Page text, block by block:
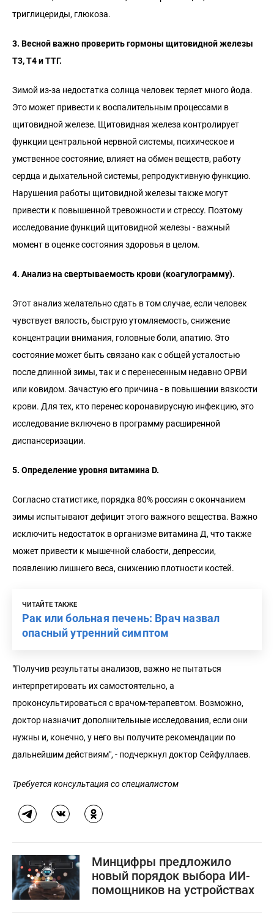
триглицериды, глюкоза.
3. Весной важно проверить гормоны щитовидной железы
Т3, Т4 и ТТГ.
Зимой из-за недостатка солнца человек теряет много йода.
Это может привести к воспалительным процессами в
щитовидной железе. Щитовидная железа контролирует
функции центральной нервной системы, психическое и
умственное состояние, влияет на обмен веществ, работу
сердца и дыхательной системы, репродуктивную функцию.
Нарушения работы щитовидной железы также могут
привести к повышенной тревожности и стрессу. Поэтому
исследование функций щитовидной железы - важный
момент в оценке состояния здоровья в целом.
4. Анализ на свертываемость крови (коагулограмму).
Этот анализ желательно сдать в том случае, если человек
чувствует вялость, быструю утомляемость, снижение
концентрации внимания, головные боли, апатию. Это
состояние может быть связано как с общей усталостью
после длинной зимы, так и с перенесенным недавно ОРВИ
или ковидом. Зачастую его причина - в повышении вязкости
крови. Для тех, кто перенес коронавирусную инфекцию, это
исследование включено в программу расширенной
диспансеризации.
5. Определение уровня витамина D.
Согласно статистике, порядка 80% россиян с окончанием
зимы испытывают дефицит этого важного вещества. Важно
исключить недостаток в организме витамина Д, что также
может привести к мышечной слабости, депрессии,
появлению лишнего веса, снижению плотности костей.
ЧИТАЙТЕ ТАКЖЕ
Рак или больная печень: Врач назвал
опасный утренний симптом
"Получив результаты анализов, важно не пытаться
интерпретировать их самостоятельно, а
проконсультироваться с врачом-терапевтом. Возможно,
доктор назначит дополнительные исследования, если они
нужны и, конечно, у него вы получите рекомендации по
дальнейшим действиям", - подчеркнул доктор Сейфуллаев.
Требуется консультация со специалистом
Минцифры предложило
новый порядок выбора ИИ-
помощников на устройствах